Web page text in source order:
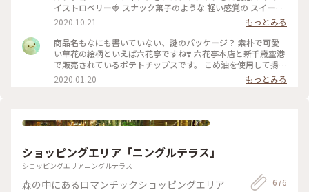
スサンドは喫茶室の順番待ちをしなくてもコーヒースタンドで
いただけたので、そっちでもよかったかもなんて思ったり😅 1
階ではお土産などの商品が販売されていました🎁 人気のお菓
子もバラで売られているので好きな数だけ買えて便利♪ 私は
自宅に配送してもらうことにして、細かい個数で注文させても
らいました😊 ポテトチップス以外はどれでも帯広の工場から
直送してもらえるようです🚛 後日、ギッシリと箱詰めされた
お菓子がクール便で届きました😆 こんなにあったら当分お菓
幌 #六花亭 #プリン #北海道土産 #Myことりっぷ
イストロベリー🍓 スナック菓子のような 軽い感覚の スイーツ
です♬ ミルクチョコレートの甘味といちごの酸味が 程良く美
味しい✨ お馴染みの 花柄のパッケージ。 北海道が拠点の 六花
亭。 立ち寄った近くのスーパーで見つけて買いました😊 期間
限定なので、見つけてラッキーでした♡ #スイーツ #おみやげ
#チョコレート #ストロベリーチョコレート #北海道 #六花亭 #
わたしの街 #北海道フェア #近所のスーパーで見つけた #こと
りっぷ東京
2020.10.21
もっとみる
商品名もなにも書いていない、謎のパッケージ？ 素朴で可愛
い草花の絵柄といえば六花亭ですね❣️ 六花亭本店と新千歳空港
で販売されているポテトチップスです。 こめ油を使用して揚げ
ているからか、 さくっと軽い食感。 アメリカンなポテトチッ
プスと比べて ふわっと空気を含むえびせんのような感じがし
お子たちをディズニーランドに送迎したり“親戚の姉ちゃん”頑
2020.01.20 もっとみる
ショッピングエリア「ニングルテラス」
ショッピングエリアニングルテラス
森の中にあるロマンチックショッピングエリア 676